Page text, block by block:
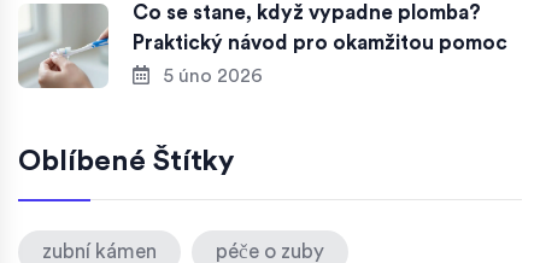
Co se stane, když vypadne plomba?
Praktický návod pro okamžitou pomoc
5 úno 2026
Oblíbené Štítky
zubní kámen péče o zuby